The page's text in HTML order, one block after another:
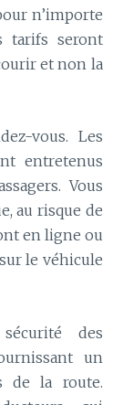
n’importe
tarifs seront
et non la
vous. Les
entretenus
Vous
au risque de
en ligne ou
le véhicule
des
un
de la route.